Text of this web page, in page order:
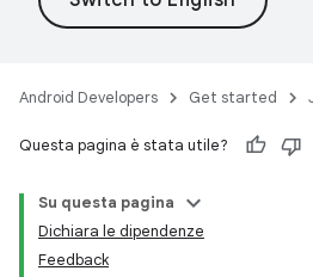
Android Developers Get started
Questa pagina è stata utile?
Su questa pagina
Dichiara le dipendenze
Feedback